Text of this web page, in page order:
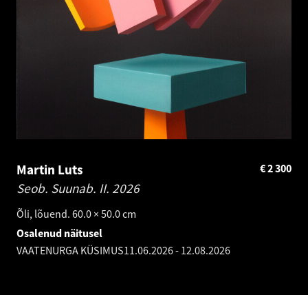
Martin Luts
Seob. Suunab. II. 2026
Õli, lõuend. 60.0 × 50.0 cm
2 300
€
Osalenud näitusel
VAATENURGA KÜSIMUS11.06.2026- 12.08.2026